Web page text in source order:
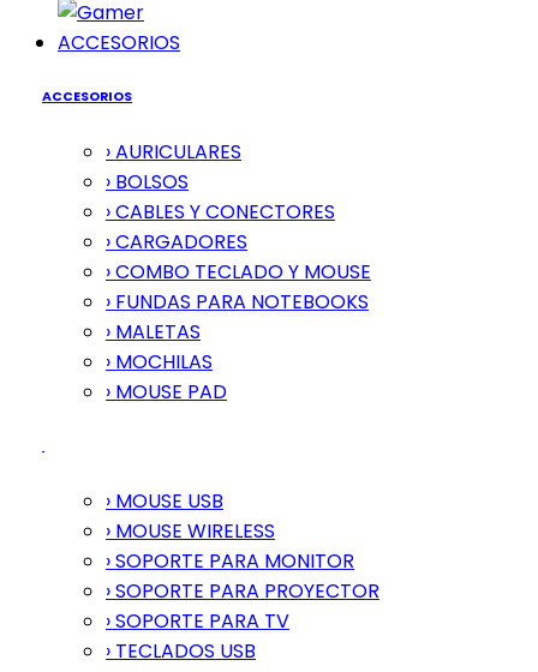
ACCESORIOS
ACCESORIOS
› AURICULARES
› BOLSOS
› CABLES Y CONECTORES
› CARGADORES
› COMBO TECLADO Y MOUSE
› FUNDAS PARA NOTEBOOKS
› MALETAS
› MOCHILAS
› MOUSE PAD
› MOUSE USB
› MOUSE WIRELESS
› SOPORTE PARA MONITOR
› SOPORTE PARA PROYECTOR
› SOPORTE PARA TV
› TECLADOS USB